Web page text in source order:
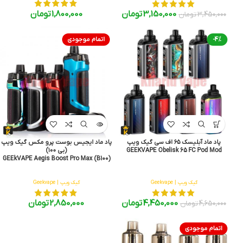
3,450,000تومان 3,150,000تومان 1,800,000تومان
-4%
پاد ماد آبلیسک ۶۵ اف سی گیک ویپ
GEEKVAPE Obelisk 65 FC Pod Mod
گیک ویپ | Geekvape
4,650,000تومان 4,450,000تومان
اتمام موجودی
پاد ماد ایجیس بوست پرو مکس گیک ویپ
(بی ۱۰۰)
GEEkVAPE Aegis Boost Pro Max (B100)
گیک ویپ | Geekvape
2,850,000تومان
اتمام موجودی